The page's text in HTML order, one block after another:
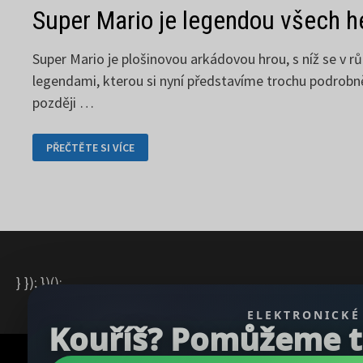
Super Mario je legendou všech
Super Mario je plošinovou arkádovou hrou, s níž se v
legendami, kterou si nyní představíme trochu
později …
SUPER
MARIO
JE
PŘEČTĚTE SI VÍCE
Kouříš?
} }); })();
Copyright © 2026REGBU.COM.